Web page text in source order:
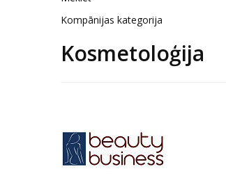
Kompānijas kategorija
Kosmetoloģija